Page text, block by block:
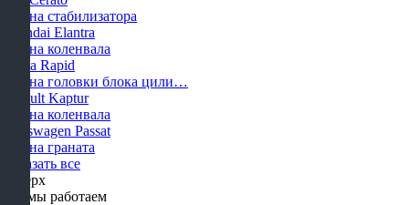
Замена стабилизатора
Hyundai Elantra
Замена коленвала
Skoda Rapid
Замена головки блока цили…
Renault Kaptur
Замена коленвала
Volkswagen Passat
Замена граната
Показать все
Наверх
Как мы работаем